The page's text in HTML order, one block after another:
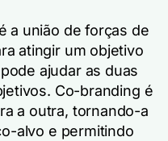
a união de forças de
atingir um objetivo
ajudar as duas
Co-branding é
a outra, tornando-a
alvo e permitindo